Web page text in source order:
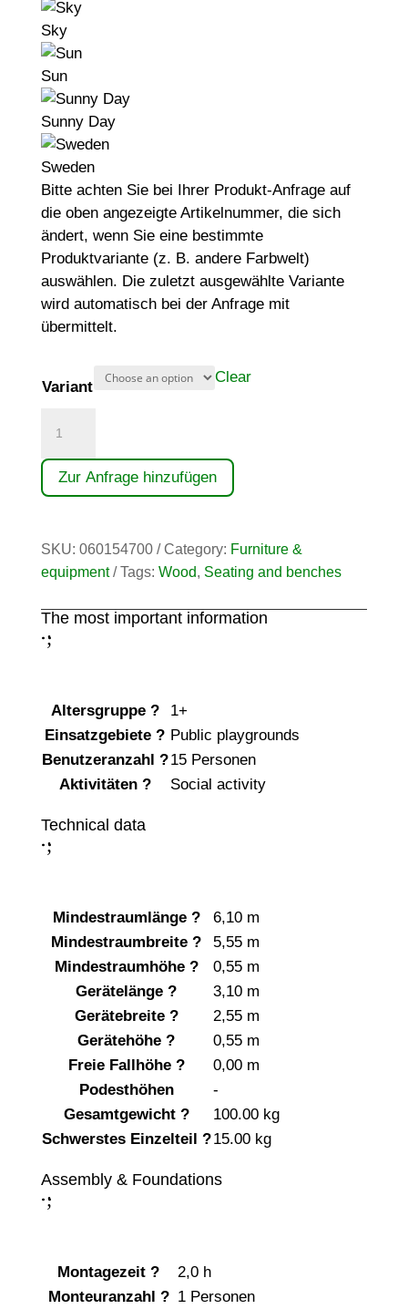
Sky
Sun
Sunny Day
Sweden
Bitte achten Sie bei Ihrer Produkt-Anfrage auf
die oben angezeigte Artikelnummer, die sich
ändert, wenn Sie eine bestimmte
Produktvariante (z. B. andere Farbwelt)
auswählen. Die zuletzt ausgewählte Variante
wird automatisch bei der Anfrage mit
übermittelt.
Variant
Clear
quantity
Zur Anfrage hinzufügen
SKU: 060154700 Category: Furniture &
equipment
Tags: Wood, Seating and benches
The most important information
:
;
Altersgruppe ?
1+
Einsatzgebiete ? Public playgrounds
Benutzeranzahl ?15 Personen
Aktivitäten ? Social activity
Technical data
:
;
Mindestraumlänge ?
6,10 m
Mindestraumbreite ?
5,55 m
Mindestraumhöhe ?
0,55 m
Gerätelänge ?
3,10 m
Gerätebreite ?
2,55 m
Gerätehöhe ?
0,55 m
Freie Fallhöhe ?
0,00 m
Podesthöhen
-
Gesamtgewicht ?
100.00 kg
Schwerstes Einzelteil ?15.00 kg
Assembly & Foundations
:
;
Montagezeit ?
2,0 h
Monteuranzahl ? 1 Personen